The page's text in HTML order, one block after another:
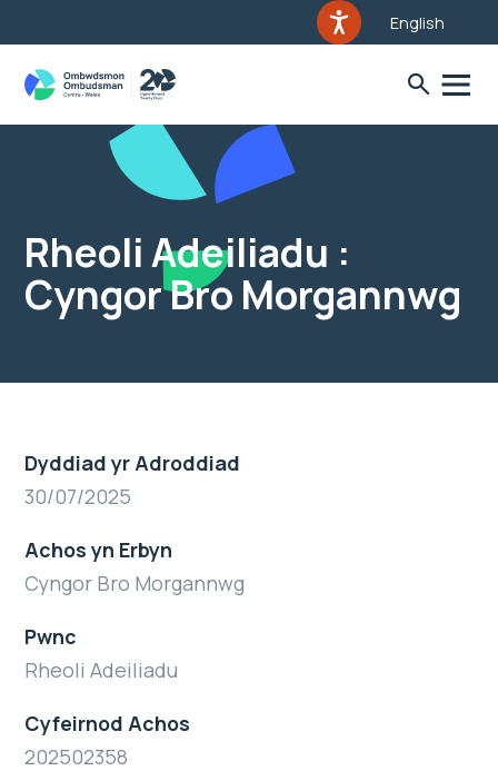
English
Rheoli Adeiliadu :
Cyngor Bro Morgannwg
Dyddiad yr Adroddiad
30/07/2025
Achos yn Erbyn
Cyngor Bro Morgannwg
Pwnc
Rheoli Adeiliadu
Cyfeirnod Achos
202502358